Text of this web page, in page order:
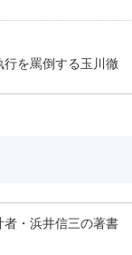
を罵倒する玉川徹
・浜井信三の著書